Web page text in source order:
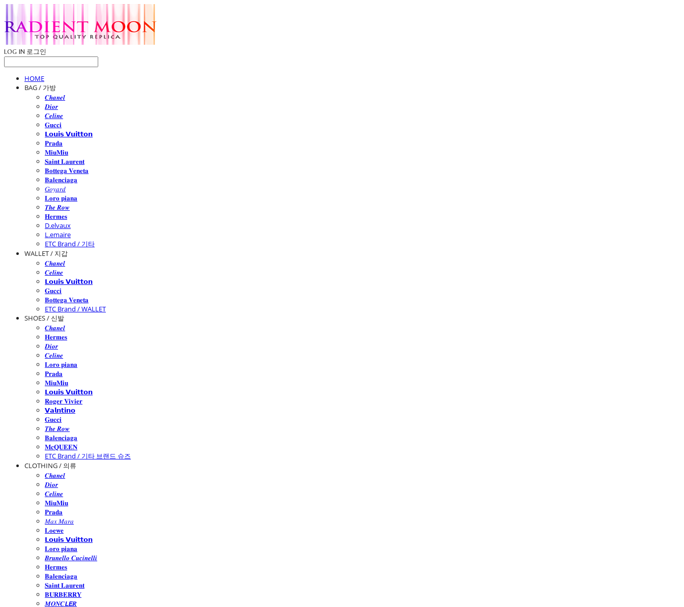
LOG IN 로그인
HOME
BAG / 가방
𝑪𝒉𝒂𝒏𝒆𝒍
𝑫𝒊𝒐𝒓
𝑪𝒆𝒍𝒊𝒏𝒆
𝐆𝐮𝐜𝐜𝐢
𝗟𝗼𝘂𝗶𝘀 𝗩𝘂𝗶𝘁𝘁𝗼𝗻
𝐏𝐫𝐚𝐝𝐚
𝐌𝐢𝐮𝐌𝐢𝐮
𝐒𝐚𝐢𝐧𝐭 𝐋𝐚𝐮𝐫𝐞𝐧𝐭
𝐁𝐨𝐭𝐭𝐞𝐠𝐚 𝐕𝐞𝐧𝐞𝐭𝐚
𝐁𝐚𝐥𝐞𝐧𝐜𝐢𝐚𝐠𝐚
𝐺𝑜𝑦𝑎𝑟𝑑
𝐋𝐨𝐫𝐨 𝐩𝐢𝐚𝐧𝐚
𝑻𝒉𝒆 𝑹𝒐𝒘
𝐇𝐞𝐫𝐦𝐞𝐬
D.elvaux
L.emaire
ETC Brand / 기타
WALLET / 지갑
𝑪𝒉𝒂𝒏𝒆𝒍
𝑪𝒆𝒍𝒊𝒏𝒆
𝗟𝗼𝘂𝗶𝘀 𝗩𝘂𝗶𝘁𝘁𝗼𝗻
𝐆𝐮𝐜𝐜𝐢
𝐁𝐨𝐭𝐭𝐞𝐠𝐚 𝐕𝐞𝐧𝐞𝐭𝐚
ETC Brand / WALLET
SHOES / 신발
𝑪𝒉𝒂𝒏𝒆𝒍
𝐇𝐞𝐫𝐦𝐞𝐬
𝑫𝒊𝒐𝒓
𝑪𝒆𝒍𝒊𝒏𝒆
𝐋𝐨𝐫𝐨 𝐩𝐢𝐚𝐧𝐚
𝐏𝐫𝐚𝐝𝐚
𝐌𝐢𝐮𝐌𝐢𝐮
𝗟𝗼𝘂𝗶𝘀 𝗩𝘂𝗶𝘁𝘁𝗼𝗻
𝐑𝐨𝐠𝐞𝐫 𝐕𝐢𝐯𝐢𝐞𝐫
𝗩𝗮𝗹𝗻𝘁𝗶𝗻𝗼
𝐆𝐮𝐜𝐜𝐢
𝑻𝒉𝒆 𝑹𝒐𝒘
𝐁𝐚𝐥𝐞𝐧𝐜𝐢𝐚𝐠𝐚
𝐌𝐜𝐐𝐔𝐄𝐄𝐍
ETC Brand / 기타 브랜드 슈즈
CLOTHING / 의류
𝑪𝒉𝒂𝒏𝒆𝒍
𝑫𝒊𝒐𝒓
𝑪𝒆𝒍𝒊𝒏𝒆
𝐌𝐢𝐮𝐌𝐢𝐮
𝐏𝐫𝐚𝐝𝐚
𝑀𝑎𝑥 𝑀𝑎𝑟𝑎
𝐋𝐨𝐞𝐰𝐞
𝗟𝗼𝘂𝗶𝘀 𝗩𝘂𝗶𝘁𝘁𝗼𝗻
𝐋𝐨𝐫𝐨 𝐩𝐢𝐚𝐧𝐚
𝑩𝒓𝒖𝒏𝒆𝒍𝒍𝒐 𝑪𝒖𝒄𝒊𝒏𝒆𝒍𝒍𝒊
𝐇𝐞𝐫𝐦𝐞𝐬
𝐁𝐚𝐥𝐞𝐧𝐜𝐢𝐚𝐠𝐚
𝐒𝐚𝐢𝐧𝐭 𝐋𝐚𝐮𝐫𝐞𝐧𝐭
𝐁𝐔𝐑𝐁𝐄𝐑𝐑𝐘
𝑴𝑶𝑵𝑪𝙇𝙀𝑹